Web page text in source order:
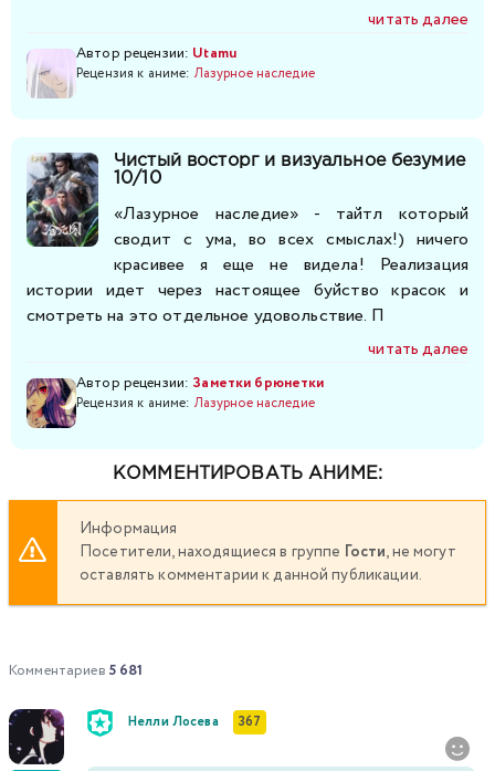
читать далее
Автор рецензии: Utamu
Рецензия к аниме: Лазурное наследие
Чистый восторг и визуальное безумие
10/10
«Лазурное наследие» - тайтл который
сводит с ума, во всех смыслах!) ничего
красивее я еще не видела! Реализация
истории идет через настоящее буйство красок и
смотреть на это отдельное удовольствие. П
читать далее
Автор рецензии: Заметки брюнетки
Рецензия к аниме: Лазурное наследие
КОММЕНТИРОВАТЬ АНИМЕ:
Информация
Посетители, находящиеся в группе Гости, не могут
оставлять комментарии к данной публикации.
Комментариев 5 681
Нелли Лосева 367